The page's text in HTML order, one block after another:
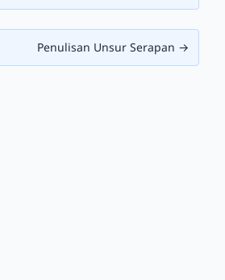
Penulisan Unsur Serapan →